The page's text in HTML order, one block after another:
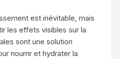
est inévitable, mais
les effets visibles sur la
sont une solution
nourrir et hydrater la